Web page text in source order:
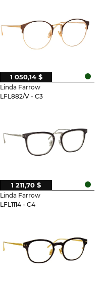
Linda Farrow
LFL882/V - C3
1 050,14 $
Linda Farrow
LFL1114 - C4
1 211,70 $